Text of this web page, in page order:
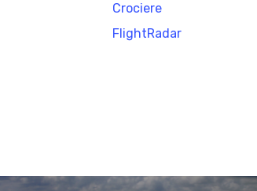
Crociere
FlightRadar